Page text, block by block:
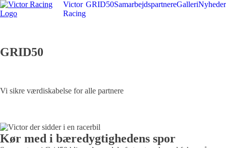
Victor
Racing
GRID50SamarbejdspartnereGalleriNyheder
GRID50
Vi sikre værdiskabelse for alle partnere
Kør med i bæredygtighedens spor